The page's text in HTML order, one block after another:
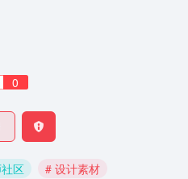
0
区 # 设计素材